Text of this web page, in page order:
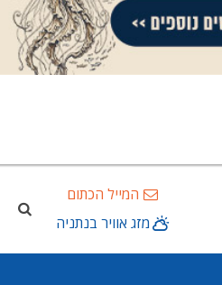
המייל הכתום
מזג אוויר בנתניה